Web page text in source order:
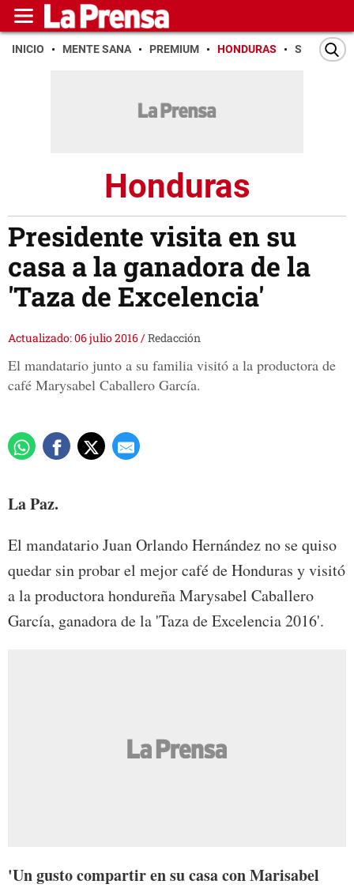
INICIO MENTE SANA PREMIUM HONDURAS SAN PEDRO
Honduras
Presidente visita en su
casa a la ganadora de la
'Taza de Excelencia'
Actualizado: 06 julio 2016/Redacción
El mandatario junto a su familia visitó a la productora de
café Marysabel Caballero García.
La Paz.
El mandatario Juan Orlando Hernández no se quiso
quedar sin probar el mejor café de Honduras y visitó
a la productora hondureña Marysabel Caballero
García, ganadora de la 'Taza de Excelencia 2016'.
'Un gusto compartir en su casa con Marisabel